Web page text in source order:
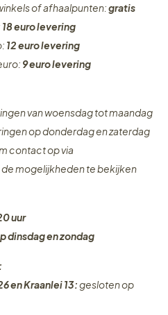
of afhaalpunten:gratis
18 euro levering
12 euro levering
9 euro levering
van woensdag tot maandag
op donderdag en zaterdag
contact op via
mogelijkheden te bekijken
uur
dinsdag en zondag
en Kraanlei 13:gesloten op